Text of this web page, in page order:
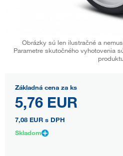
Obrázky sú len ilustračné a
Parametre skutočného vyhotovenia
Základná cena za ks
5,76 EUR
7,08 EUR s DPH
Skladom